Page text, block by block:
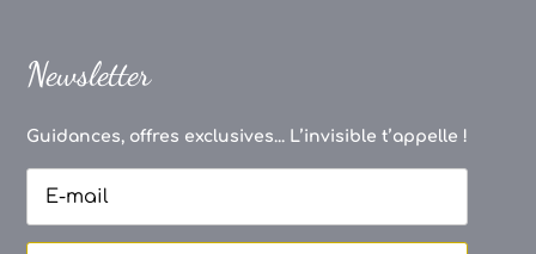
Newsletter
Guidances, offres exclusives... L’invisible t’appelle !